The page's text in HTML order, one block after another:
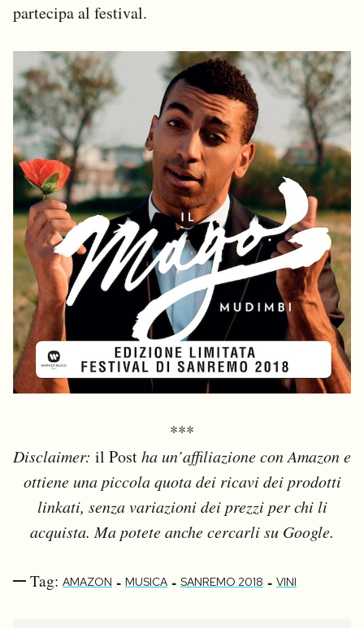
partecipa al festival.
***
Disclaimer: il Postha un’affiliazione con Amazon e
ottiene una piccola quota dei ricavi dei prodotti
linkati, senza variazioni dei prezzi per chi li
acquista. Ma potete anche cercarli su Google.
Tag: AMAZON - MUSICA - SANREMO 2018 - VINI